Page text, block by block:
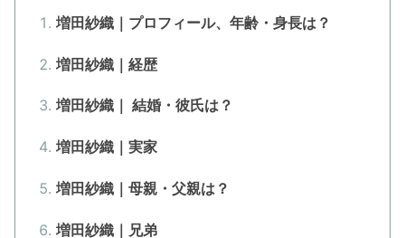
増田紗織｜プロフィール、年齢・身長は？
増田紗織｜経歴
増田紗織｜ 結婚・彼氏は？
増田紗織｜実家
増田紗織｜母親・父親は？
増田紗織｜兄弟